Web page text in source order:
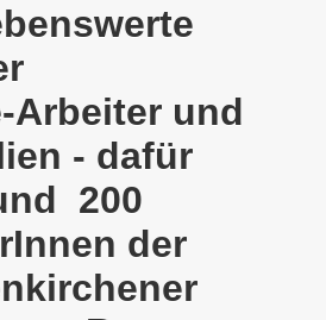
Arbeiter und
- dafür
200
der
nach Berlin zur
ein: Entlastungs-Paket
Kommt zum Antikriegstag
dem 22.08.2022 zu kämpfen
22.08.2022 zum Protest und
Bewegung: Stärken wir